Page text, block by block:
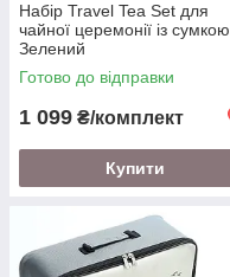
Набір Travel Tea Set для
чайної церемонії із сумкою
Зелений
Готово до відправки
1 099 ₴/комплект
Купити